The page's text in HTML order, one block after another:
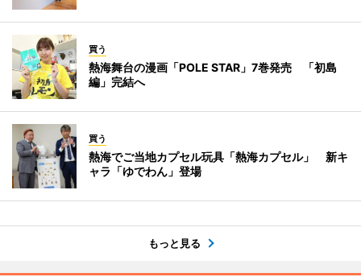
買う
熱海舞台の漫画「POLE STAR」7巻発売 「初島
編」完結へ
買う
熱海でご当地カプセル玩具「熱海カプセル」 新キ
ャラ「ゆでわん」登場
もっと見る